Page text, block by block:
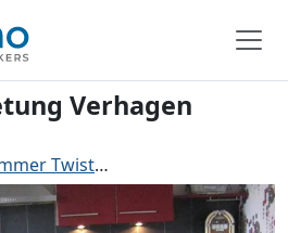
Verhagen
Twist